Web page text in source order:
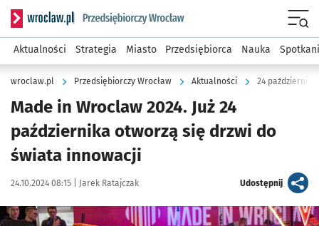
Serwis informacyjny wroclaw.pl podserwis: Strategia
Aktualności Strategia Miasto Przedsiębiorca Nauka
wroclaw.pl Przedsiębiorczy Wrocław Aktualności 24
Made in Wroclaw 2024. Już 24
października otworzą się drzwi do
świata innowacji
Data publikacji:
24.10.2024 08:15 | Autor:
Jarek Ratajczak Udostępnijartykuł
Kliknij, aby powiększyć